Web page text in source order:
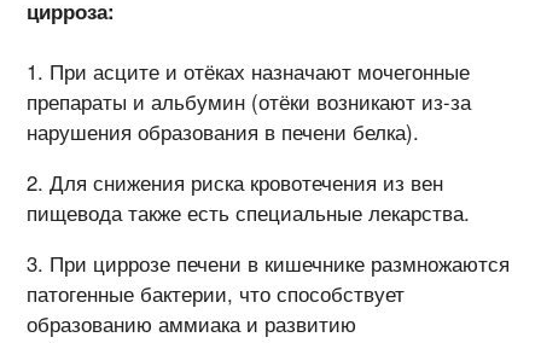
цирроза:
При асците и отёках назначают мочегонные
препараты и альбумин (отёки возникают из-за
нарушения образования в печени белка).
Для снижения риска кровотечения из вен
пищевода также есть специальные лекарства.
При циррозе печени в кишечнике размножаются
патогенные бактерии, что способствует
образованию аммиака и развитию